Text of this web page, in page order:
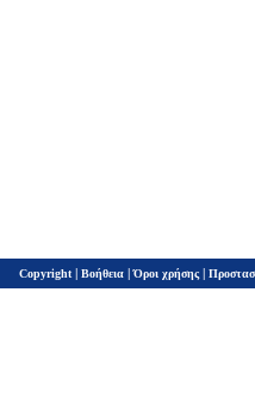
Copyright | Βοήθεια |Όροι χρήσης |